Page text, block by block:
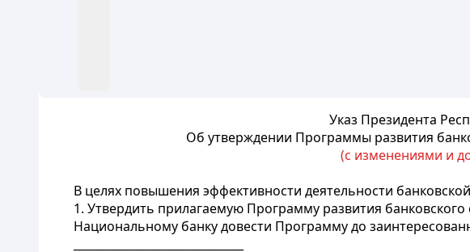
Указ Президента
Об утверждении Программы развития
(с изменениями и
В целях повышения эффективности деятельности
1. Утвердить прилагаемую Программу развития
Национальному банку довести Программу до